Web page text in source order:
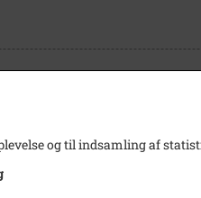
1994
og til indsamling af